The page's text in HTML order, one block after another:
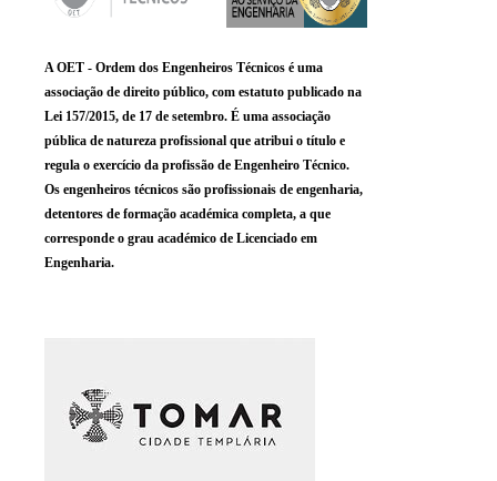
A OET - Ordem dos Engenheiros Técnicos é uma
associação de direito público, com estatuto publicado na
Lei 157/2015, de 17 de setembro. É uma associação
pública de natureza profissional que atribui o título e
regula o exercício da profissão de Engenheiro Técnico.
Os engenheiros técnicos são profissionais de engenharia,
detentores de formação académica completa, a que
corresponde o grau académico de Licenciado em
Engenharia.